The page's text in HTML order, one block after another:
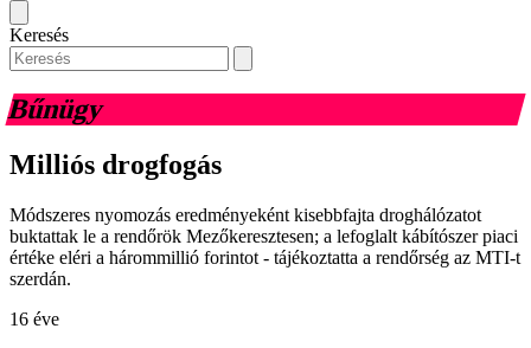
Keresés
Bűnügy
Milliós drogfogás
Módszeres nyomozás eredményeként kisebbfajta droghálózatot
buktattak le a rendőrök Mezőkeresztesen; a lefoglalt kábítószer piaci
értéke eléri a hárommillió forintot - tájékoztatta a rendőrség az MTI-t
szerdán.
16 éve